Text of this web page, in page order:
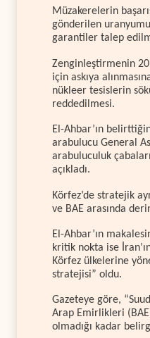
Müzakerelerin
gönderilen
garantiler talep
Zenginleştirmenin 20
için askıya
nükleer tesislerin
reddedilmesi.
El-Ahbar’ın
arabulucu General
arabuluculuk
açıkladı.
Körfez’de stratejik
ve BAE arasında
El-Ahbar’ın
kritik nokta ise
Körfez ülkelerine
stratejisi” oldu.
Gazeteye göre,
Arap Emirlikleri
olmadığı kadar